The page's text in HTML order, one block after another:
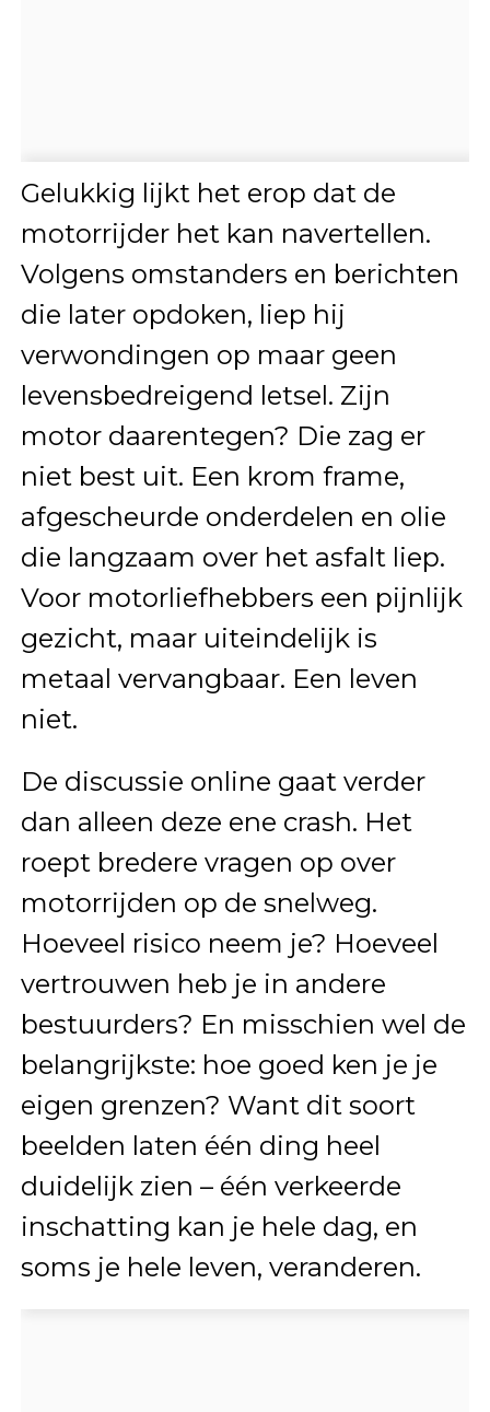
Gelukkig lijkt het erop dat de
motorrijder het kan navertellen.
Volgens omstanders en berichten
die later opdoken, liep hij
verwondingen op maar geen
levensbedreigend letsel. Zijn
motor daarentegen? Die zag er
niet best uit. Een krom frame,
afgescheurde onderdelen en olie
die langzaam over het asfalt liep.
Voor motorliefhebbers een pijnlijk
gezicht, maar uiteindelijk is
metaal vervangbaar. Een leven
niet.
De discussie online gaat verder
dan alleen deze ene crash. Het
roept bredere vragen op over
motorrijden op de snelweg.
Hoeveel risico neem je? Hoeveel
vertrouwen heb je in andere
bestuurders? En misschien wel de
belangrijkste: hoe goed ken je je
eigen grenzen? Want dit soort
beelden laten één ding heel
duidelijk zien – één verkeerde
inschatting kan je hele dag, en
soms je hele leven, veranderen.